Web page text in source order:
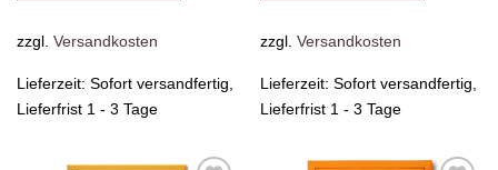
zzgl. Versandkosten
Lieferzeit: Sofort versandfertig,
Lieferfrist 1 - 3 Tage
zzgl. Versandkosten
Lieferzeit: Sofort versandfertig,
Lieferfrist 1 - 3 Tage